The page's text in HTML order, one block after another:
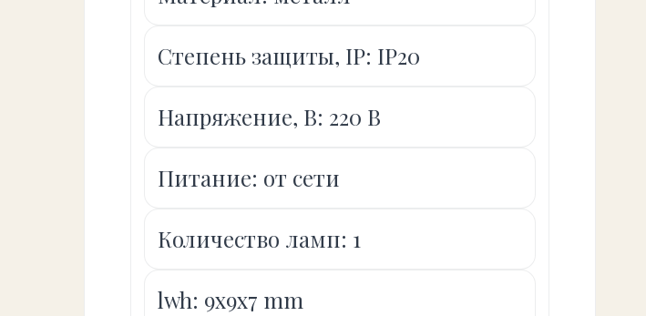
Степень защиты, IP: IP20
Напряжение, В: 220 В
Питание: от сети
Количество ламп: 1
lwh: 9x9x7 mm